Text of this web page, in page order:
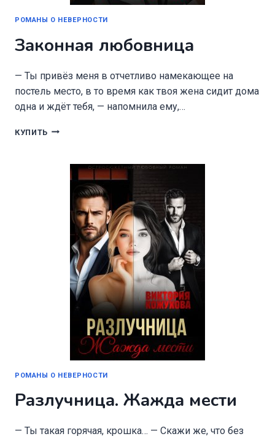
РОМАНЫ О НЕВЕРНОСТИ
Законная любовница
— Ты привёз меня в отчетливо намекающее на
постель место, в то время как твоя жена сидит дома
одна и ждёт тебя, — напомнила ему,…
КУПИТЬ ЗАКОННАЯ
РОМАНЫ О НЕВЕРНОСТИ
Разлучница. Жажда мести
— Ты такая горячая, крошка… — Скажи же, что без